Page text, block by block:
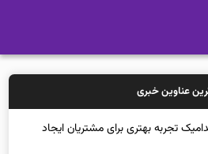
عناوین خبری